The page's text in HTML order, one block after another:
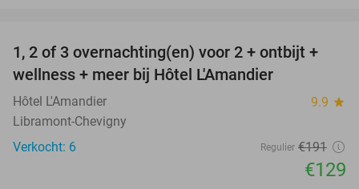
32%
TODAY
1, 2 of 3 overnachting(en) voor 2 + ontbijt +
wellness + meer bij Hôtel L'Amandier
Hôtel L'Amandier 9.9 star
Libramont-Chevigny
Verkocht: 6
Regulier €191
€129